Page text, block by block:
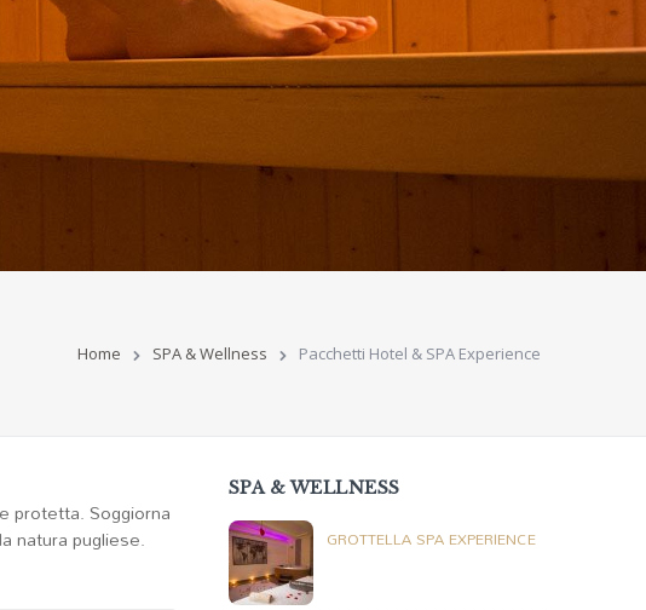
Home SPA & Wellness Pacchetti Hotel & SPA Experience
protetta. Soggiorna
natura pugliese.
SPA & WELLNESS
GROTTELLA SPA EXPERIENCE